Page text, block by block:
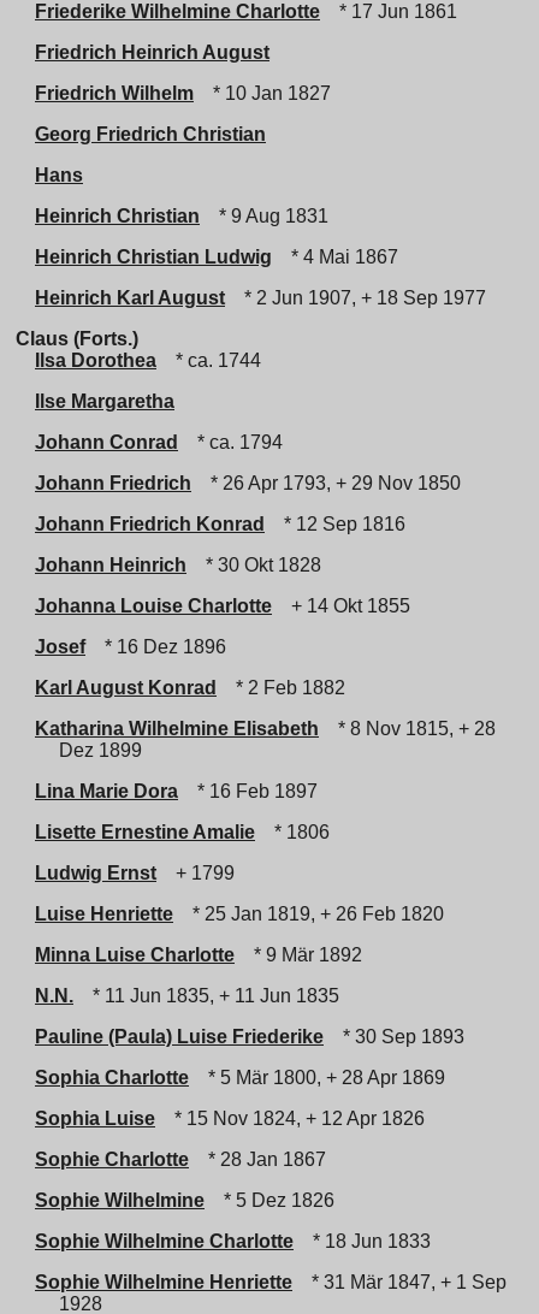
Friederike Wilhelmine Charlotte
* 17 Jun 1861
Friedrich Heinrich August
Friedrich Wilhelm
* 10 Jan 1827
Georg Friedrich Christian
Hans
Heinrich Christian
* 9 Aug 1831
Heinrich Christian Ludwig
* 4 Mai 1867
Heinrich Karl August
* 2 Jun 1907, + 18 Sep 1977
Claus (Forts.)
Ilsa Dorothea
* ca. 1744
Ilse Margaretha
Johann Conrad
* ca. 1794
Johann Friedrich
* 26 Apr 1793, + 29 Nov 1850
Johann Friedrich Konrad
* 12 Sep 1816
Johann Heinrich
* 30 Okt 1828
Johanna Louise Charlotte
+ 14 Okt 1855
Josef
* 16 Dez 1896
Karl August Konrad
* 2 Feb 1882
Katharina Wilhelmine Elisabeth
* 8 Nov 1815, + 28
Dez 1899
Lina Marie Dora
* 16 Feb 1897
Lisette Ernestine Amalie
* 1806
Ludwig Ernst
+ 1799
Luise Henriette
* 25 Jan 1819, + 26 Feb 1820
Minna Luise Charlotte
* 9 Mär 1892
N.N.
* 11 Jun 1835, + 11 Jun 1835
Pauline (Paula) Luise Friederike
* 30 Sep 1893
Sophia Charlotte
* 5 Mär 1800, + 28 Apr 1869
Sophia Luise
* 15 Nov 1824, + 12 Apr 1826
Sophie Charlotte
* 28 Jan 1867
Sophie Wilhelmine
* 5 Dez 1826
Sophie Wilhelmine Charlotte
* 18 Jun 1833
Sophie Wilhelmine Henriette
* 31 Mär 1847, + 1 Sep
1928